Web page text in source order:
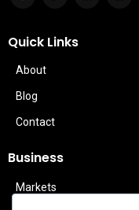
Quick Links
About
Blog
Contact
Business
Markets